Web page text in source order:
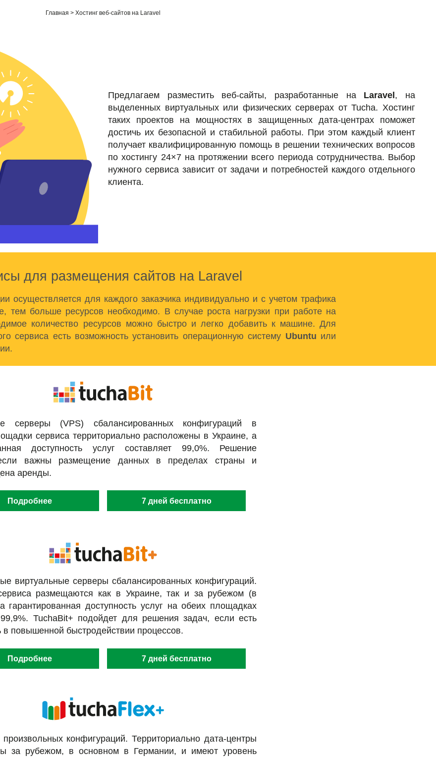
Главная Хостинг веб-сайтов на Laravel
Предлагаем разместить веб-сайты, разработанные на Laravel, на
выделенных виртуальных или физических серверах от Tucha. Хостинг
таких проектов на мощностях в защищенных дата-центрах поможет
достичь их безопасной и стабильной работы. При этом каждый клиент
получает квалифицированную помощь в решении технических вопросов
по хостингу 24×7 на протяжении всего периода сотрудничества. Выбор
нужного сервиса зависит от задачи и потребностей каждого отдельного
клиента.
для размещения сайтов на Laravel
осуществляется для каждого заказчика индивидуально и с учетом трафика
больше ресурсов необходимо. В случае роста нагрузки при работе на
количество ресурсов можно быстро и легко добавить к машине. Для
сервиса есть возможность установить операционную систему Ubuntu или
серверы (VPS) сбалансированных конфигураций в
сервиса территориально расположены в Украине, а
доступность услуг составляет 99,0%. Решение
важны размещение данных в пределах страны и
аренды.
Подробнее 7 дней бесплатно
виртуальные серверы сбалансированных конфигураций.
размещаются как в Украине, так и за рубежом (в
гарантированная доступность услуг на обеих площадках
99,9%. TuchaBit+ подойдет для решения задач, если есть
в повышенной быстродействии процессов.
Подробнее 7 дней бесплатно
произвольных конфигураций. Территориально дата-центры
за рубежом, в основном в Германии, и имеют уровень